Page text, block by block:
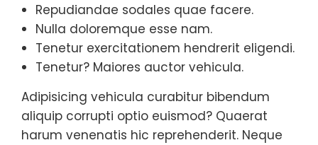
Repudiandae sodales quae facere.
Nulla doloremque esse nam.
Tenetur exercitationem hendrerit eligendi.
Tenetur? Maiores auctor vehicula.
Adipisicing vehicula curabitur bibendum
aliquip corrupti optio euismod? Quaerat
harum venenatis hic reprehenderit. Neque